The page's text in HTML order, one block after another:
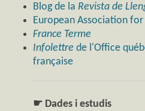
Blog de la Revista de
European Association
France Terme
Infolettre de l'Office
française
☛ Dades i estudis